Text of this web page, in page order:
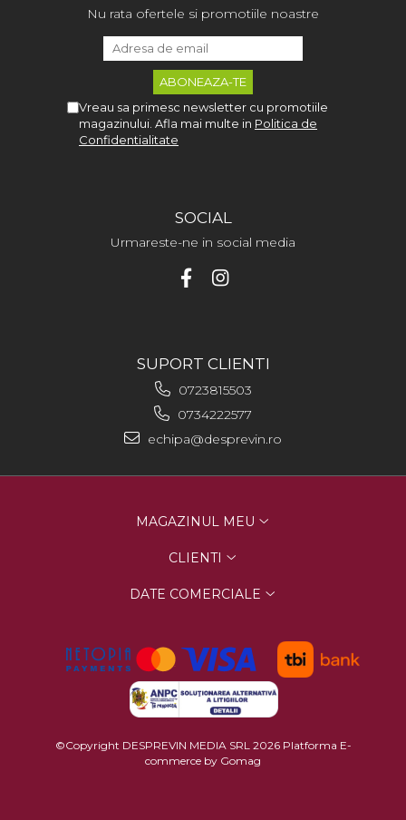
Nu rata ofertele si promotiile noastre
Vreau sa primesc newsletter cu promotiile
magazinului. Afla mai multe in Politica de
Confidentialitate
SOCIAL
Urmareste-ne in social media
SUPORT CLIENTI
0723815503
0734222577
echipa@desprevin.ro
MAGAZINUL MEU
CLIENTI
DATE COMERCIALE
©Copyright DESPREVIN MEDIA SRL 2026 Platforma E-
commerce by Gomag